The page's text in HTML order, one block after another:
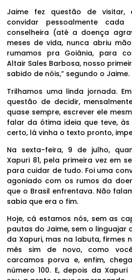
Jaime fez questão de
convidar pessoalmente
conselheira (até a doença
meses de vida, nunca abriu
rumamos pra Goiânia, para
Altair Sales Barbosa, nosso
sabido de nóis,” segundo o Jaime.
Trilhamos uma linda jornada.
questão de decidir,
quase sempre, escrever ele
falar da ótima ideia que teve, às
certo, lá vinha o texto pronto,
Na sexta-feira, 9 de julho,
Xapuri 81, pela primeira vez em
para cuidar de tudo. Foi uma
agoniado com os rumos da
que o Brasil enfrentava. Não
sabia que era o fim.
Hoje, cá estamos nós, sem as
pautas do Jaime, sem o linguajar
da Xapuri, mas na labuta, firmes
mês sim de novo, como
carcamos porva e, enfim,
número 100. E, depois da